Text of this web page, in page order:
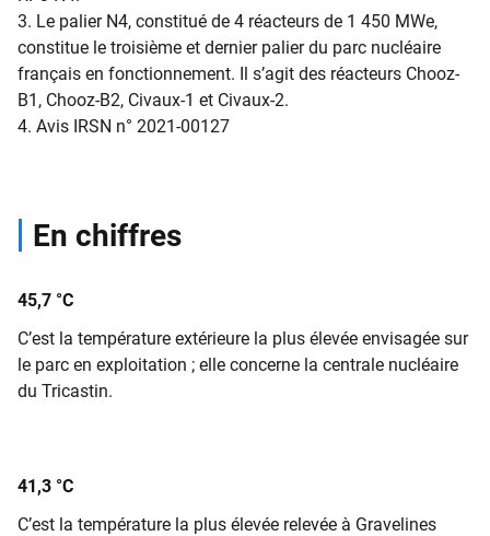
3. Le palier N4, constitué de 4 réacteurs de 1 450 MWe,
constitue le troisième et dernier palier du parc nucléaire
français en fonctionnement. Il s’agit des réacteurs Chooz-
B1, Chooz-B2, Civaux-1 et Civaux-2.
4. Avis IRSN n° 2021-00127
En chiffres
45,7 °C
C’est la température extérieure la plus élevée envisagée sur
le parc en exploitation ; elle concerne la centrale nucléaire
du Tricastin.
41,3 °C
C’est la température la plus élevée relevée à Gravelines